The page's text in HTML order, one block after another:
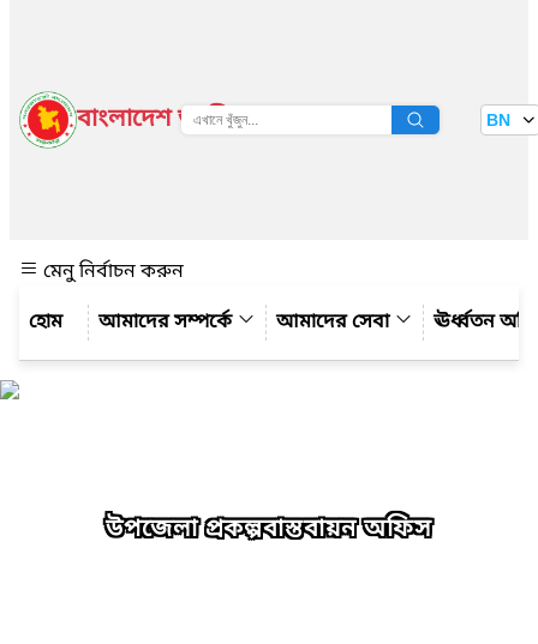
বাংলাদেশ জাতীয় তথ্য বাতায়ন BN
মেনু নির্বাচন করুন
আমাদের সম্পর্কে
আমাদের সেবা ঊর্ধ্বতন
উপজেলা প্রকল্পবাস্তবায়ন অফিস